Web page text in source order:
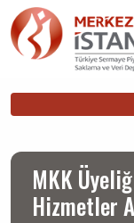
Ana
içeriğe
atla
ÜYELİK
İşlemleri
Ana
gezinti
Sidebar
MKK
Hizmetler